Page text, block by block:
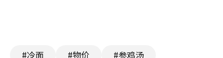
#冷面 #物价 #参鸡汤